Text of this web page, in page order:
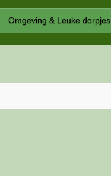
Omgeving & Leuke dorpjes